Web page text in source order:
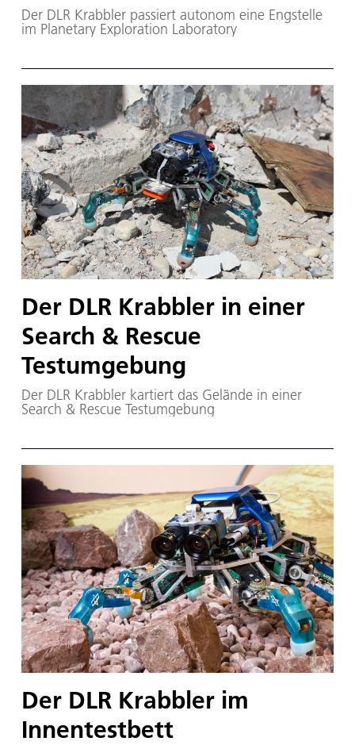
Der DLR Krabbler passiert autonom eine Engstelle
im Planetary Exploration Laboratory
Der DLR Krabbler in einer
Search & Rescue
Testumgebung
Der DLR Krabbler kartiert das Gelände in einer
Search & Rescue Testumgebung
Der DLR Krabbler im
Innentestbett